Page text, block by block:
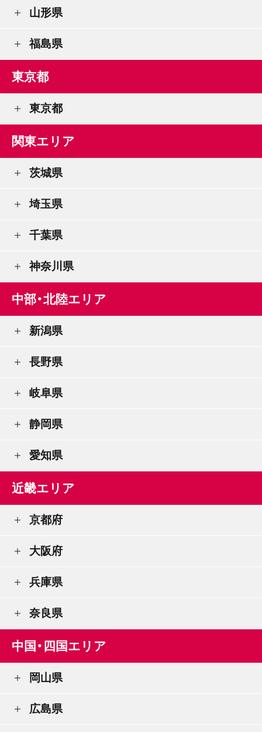
山形県
福島県
東京都
東京都
関東エリア
茨城県
埼玉県
千葉県
神奈川県
中部・北陸エリア
新潟県
長野県
岐阜県
静岡県
愛知県
近畿エリア
京都府
大阪府
兵庫県
奈良県
中国・四国エリア
岡山県
広島県